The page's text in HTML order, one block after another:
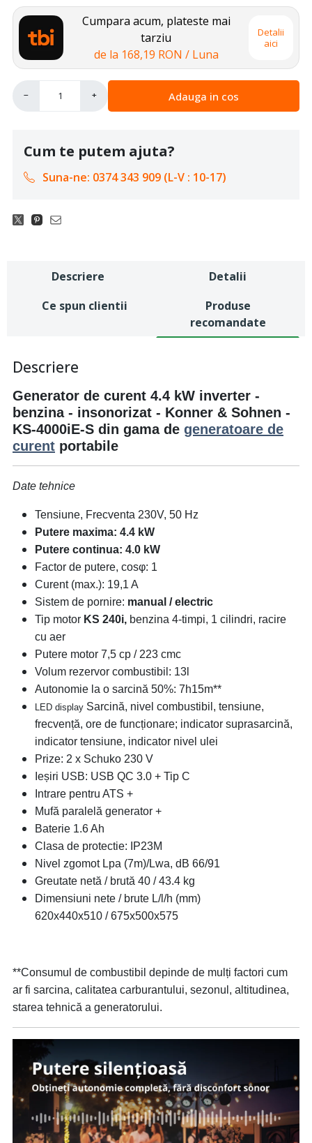
Cumpara acum, plateste mai
tarziu
de la 168,19 RON / Luna
Detalii
aici
− + Adauga in cos
Cum te putem ajuta?
Suna-ne: 0374 343 909 (L-V : 10-17)
Descriere
Detalii
Ce spun clientii
Produse
recomandate
Descriere
Generator de curent 4.4 kW inverter -
benzina - insonorizat - Konner & Sohnen -
KS-4000iE-S din gama de generatoare de
curent portabile
Date tehnice
Tensiune, Frecventa 230V, 50 Hz
Putere maxima: 4.4 kW
Putere continua: 4.0 kW
Factor de putere, cosφ: 1
Curent (max.): 19,1 A
Sistem de pornire: manual / electric
Tip motor KS 240i, benzina 4-timpi, 1 cilindri, racire
cu aer
Putere motor 7,5 cp / 223 cmc
Volum rezervor combustibil: 13l
Autonomie la o sarcină 50%: 7h15m**
LED display Sarcină, nivel combustibil, tensiune,
frecvență, ore de funcționare; indicator suprasarcină,
indicator tensiune, indicator nivel ulei
Prize: 2 x Schuko 230 V
Ieșiri USB: USB QC 3.0 + Tip C
Intrare pentru ATS +
Mufă paralelă generator +
Baterie 1.6 Ah
Clasa de protectie: IP23M
Nivel zgomot Lpa (7m)/Lwa, dB 66/91
Greutate netă / brută 40 / 43.4 kg
Dimensiuni nete / brute L/l/h (mm)
620х440х510 / 675х500х575
**Consumul de combustibil depinde de mulți factori cum
ar fi sarcina, calitatea carburantului, sezonul, altitudinea,
starea tehnică a generatorului.